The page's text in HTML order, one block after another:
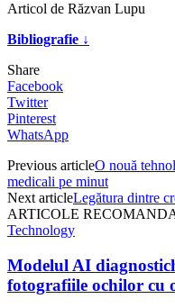
Articol de Răzvan Lupu
Bibliografie ↓
Share
Facebook
Twitter
Pinterest
WhatsApp
Previous articleO nouă
medicali pe minut
Next articleLegătura dintre
ARTICOLE
Technology
Modelul AI
fotografiile ochilor cu